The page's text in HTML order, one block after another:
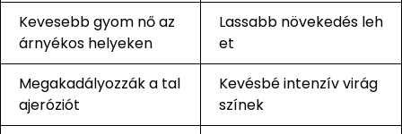
Kevesebb gyom nő az
árnyékos helyeken
Lassabb növekedés leh
et
Megakadályozzák a tal
ajeróziót
Kevésbé intenzív virág
színek